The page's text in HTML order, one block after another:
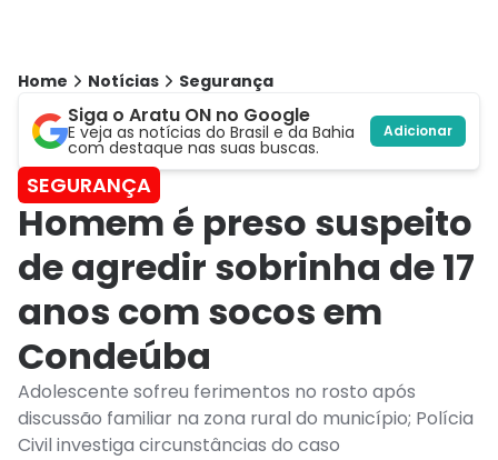
Home Notícias Segurança
Siga o Aratu ON no Google
E veja as notícias do Brasil e da Bahia
com destaque nas suas buscas.
Adicionar
SEGURANÇA
Homem é preso suspeito
de agredir sobrinha de 17
anos com socos em
Condeúba
Adolescente sofreu ferimentos no rosto após
discussão familiar na zona rural do município; Polícia
Civil investiga circunstâncias do caso